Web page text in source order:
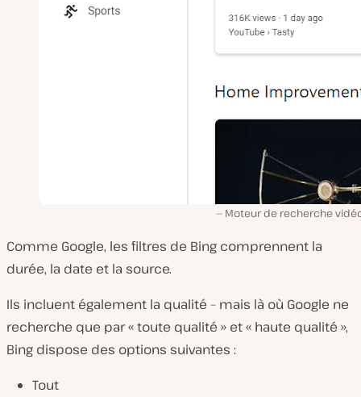
Moteur de recherche
Comme Google, les filtres de Bing comprennent la
durée, la date et la source.
Ils incluent également la qualité – mais là où Google ne
recherche que par « toute qualité » et « haute qualité »,
Bing dispose des options suivantes :
Tout